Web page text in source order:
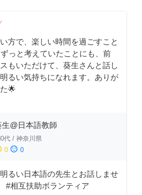
方で、楽しい時間を過ごすこと
っと考えていたことにも、前
もいただけて、葵生さんと話し
るい気持ちになれます。ありが
🌟
生@日本語教師
代 / 神奈川県
0 sentiment_dissatisfied 0
明るい日本語の先生とお話しませ
#相互扶助ボランティア